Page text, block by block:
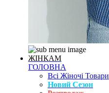
ЖІНКАМ
ГОЛОВНА
Всі Жіночі Товари
Новий Сезон